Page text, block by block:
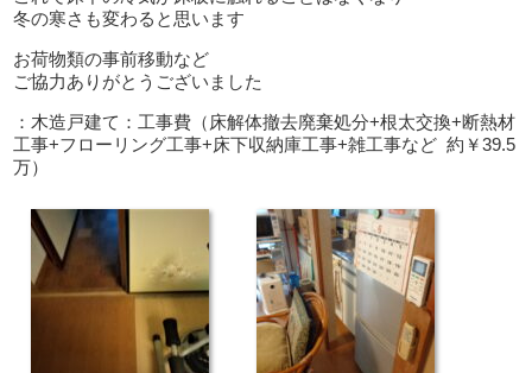
冬の寒さも変わると思います
お荷物類の事前移動など
ご協力ありがとうございました
：木造戸建て：工事費（床解体撤去廃棄処分+根太交換+断熱材
工事+フローリング工事+床下収納庫工事+雑工事など 約￥39.5
万）